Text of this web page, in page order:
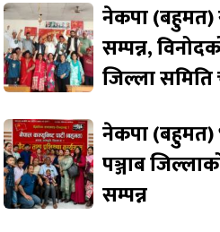
नेकपा (बहुमत)
सम्पन्न,
जिल्ला
नेकपा (बहुमत)
पञ्जाब
सम्पन्न